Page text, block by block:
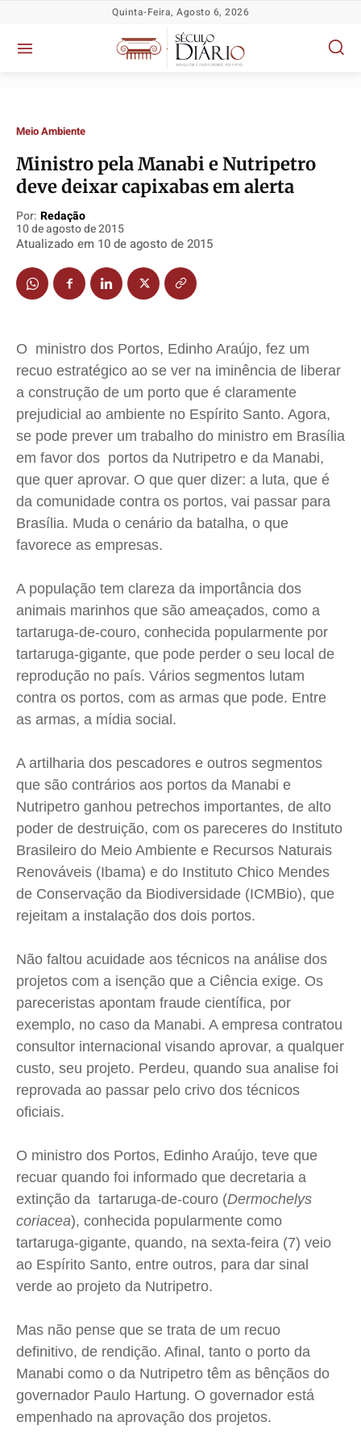
Socioeconômicas
TV Século
Justiça
Educação
Meio Ambiente
Saúde
Cidades
Direitos
Economia
Colunas
Caetano Roque
Gustavo Bastos
Wanda Sily
Publicidade Legal
Anuncie
Quem Somos
Anuncie
Termos de Uso
Privacidade
Socioeconômicas
TV Século
Justiça
Educação
Meio Ambiente
Saúde
Cidades
Direitos
Economia
Colunas
Caetano Roque
Gustavo Bastos
Wanda Sily
Publicidade Legal
Anuncie
Quem Somos
Anuncie
Termos de Uso
Privacidade
Socioeconômicas
TV Século
Justiça
Educação
Meio Ambiente
Saúde
Cidades
Direitos
Economia
Colunas
Caetano Roque
Gustavo Bastos
Wanda Sily
Publicidade Legal
Anuncie
Quem Somos
Anuncie
Termos de Uso
Privacidade
Socioeconômicas
TV Século
Justiça
Educação
Meio Ambiente
Saúde
Cidades
Direitos
Economia
Colunas
Caetano Roque
Gustavo Bastos
Wanda Sily
Publicidade Legal
Anuncie
Quem Somos
Anuncie
Termos de Uso
Privacidade
Quinta-Feira, Agosto 6, 2026
Meio Ambiente
Ministro pela Manabi e Nutripetro
deve deixar capixabas em alerta
Por: Redação
10 de agosto de 2015
Atualizado em 10 de agosto de 2015
O ministro dos Portos, Edinho Araújo, fez um
recuo estratégico ao se ver na iminência de liberar
a construção de um porto que é claramente
prejudicial ao ambiente no Espírito Santo. Agora,
se pode prever um trabalho do ministro em Brasília
em favor dos portos da Nutripetro e da Manabi,
que quer aprovar. O que quer dizer: a luta, que é
da comunidade contra os portos, vai passar para
Brasília. Muda o cenário da batalha, o que
favorece as empresas.
A população tem clareza da importância dos
animais marinhos que são ameaçados, como a
tartaruga-de-couro, conhecida popularmente por
tartaruga-gigante, que pode perder o seu local de
reprodução no país. Vários segmentos lutam
contra os portos, com as armas que pode. Entre
as armas, a mídia social.
A artilharia dos pescadores e outros segmentos
que são contrários aos portos da Manabi e
Nutripetro ganhou petrechos importantes, de alto
poder de destruição, com os pareceres do Instituto
Brasileiro do Meio Ambiente e Recursos Naturais
Renováveis (Ibama) e do Instituto Chico Mendes
de Conservação da Biodiversidade (ICMBio), que
rejeitam a instalação dos dois portos.
Não faltou acuidade aos técnicos na análise dos
projetos com a isenção que a Ciência exige. Os
pareceristas apontam fraude científica, por
exemplo, no caso da Manabi. A empresa contratou
consultor internacional visando aprovar, a qualquer
custo, seu projeto. Perdeu, quando sua analise foi
reprovada ao passar pelo crivo dos técnicos
oficiais.
O ministro dos Portos, Edinho Araújo, teve que
recuar quando foi informado que decretaria a
extinção da tartaruga-de-couro (Dermochelys
coriacea), conhecida popularmente como
tartaruga-gigante, quando, na sexta-feira (7) veio
ao Espírito Santo, entre outros, para dar sinal
verde ao projeto da Nutripetro.
Mas não pense que se trata de um recuo
definitivo, de rendição. Afinal, tanto o porto da
Manabi como o da Nutripetro têm as bênçãos do
governador Paulo Hartung. O governador está
empenhado na aprovação dos projetos.